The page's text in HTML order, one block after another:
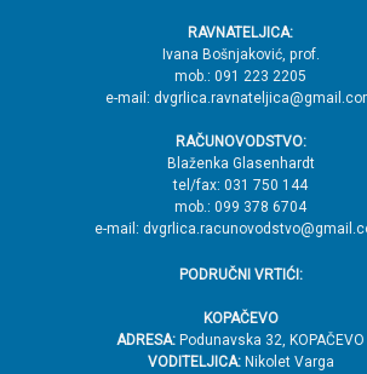
RAVNATELJICA:
Ivana Bošnjaković, prof.
mob.: 091 223 2205
e-mail:
RAČUNOVODSTVO:
Blaženka Glasenhardt
tel/fax: 031 750 144
mob.: 099 378 6704
e-mail:
PODRUČNI VRTIĆI:
KOPAČEVO
ADRESA: Podunavska 32, KOPAČEVO
VODITELJICA:Nikolet Varga